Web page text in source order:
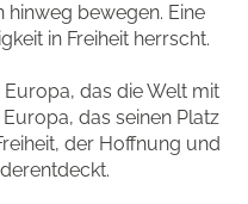
bewegen. Eine
in Freiheit herrscht.
das die Welt mit
das seinen Platz
der Hoffnung und